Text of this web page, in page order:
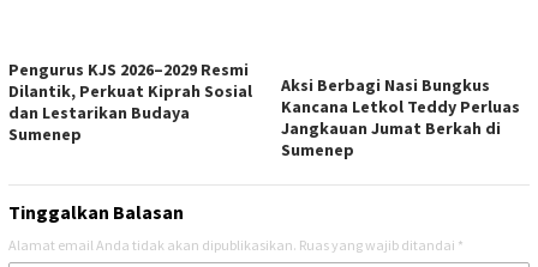
Pengurus KJS 2026–2029 Resmi
Dilantik, Perkuat Kiprah Sosial
dan Lestarikan Budaya
Sumenep
Aksi Berbagi Nasi Bungkus
Kancana Letkol Teddy Perluas
Jangkauan Jumat Berkah di
Sumenep
Tinggalkan Balasan
Alamat email Anda tidak akan dipublikasikan. Ruas yang wajib ditandai *